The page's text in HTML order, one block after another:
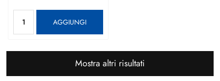
AGGIUNGI
Mostra altri risultati